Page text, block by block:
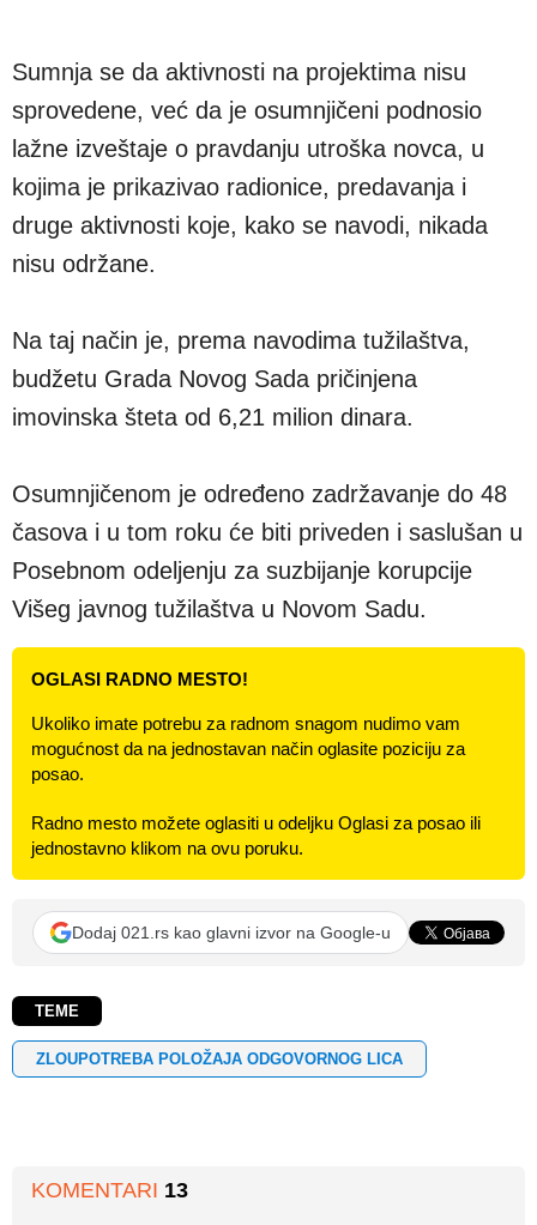
Sumnja se da aktivnosti na projektima nisu
sprovedene, već da je osumnjičeni podnosio
lažne izveštaje o pravdanju utroška novca, u
kojima je prikazivao radionice, predavanja i
druge aktivnosti koje, kako se navodi, nikada
nisu održane.
Na taj način je, prema navodima tužilaštva,
budžetu Grada Novog Sada pričinjena
imovinska šteta od 6,21 milion dinara.
Osumnjičenom je određeno zadržavanje do 48
časova i u tom roku će biti priveden i saslušan u
Posebnom odeljenju za suzbijanje korupcije
Višeg javnog tužilaštva u Novom Sadu.
OGLASI RADNO MESTO!
Ukoliko imate potrebu za radnom snagom nudimo vam
mogućnost da na jednostavan način oglasite poziciju za
posao.
Radno mesto možete oglasiti u odeljku Oglasi za posao ili
jednostavno klikom na ovu poruku.
Dodaj 021.rs kao glavni izvor na Google-u
TEME
ZLOUPOTREBA POLOŽAJA ODGOVORNOG LICA
KOMENTARI 13